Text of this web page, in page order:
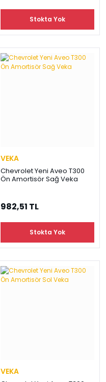
Stokta Yok
VEKA
Chevrolet Yeni Aveo T300
Ön Amortisör Sağ Veka
982,51 TL
Stokta Yok
VEKA